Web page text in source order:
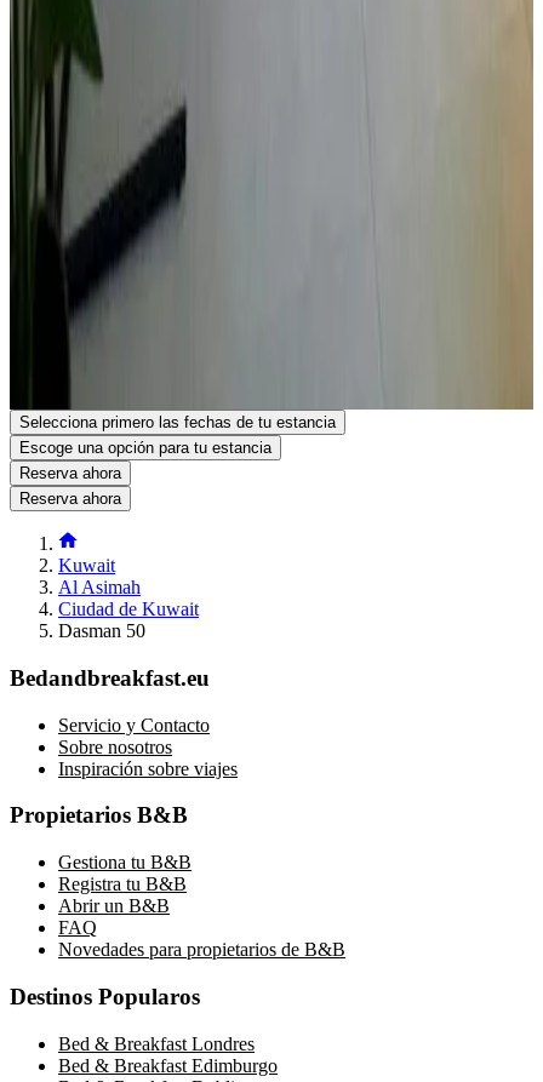
No se requiere fianza
Información importante
En este alojamiento no se pueden celebrar despedidas de soltero o
soltera ni fiestas similares. Gestionado por un particular
Ubicación
Ciudad de Kuwait
Selecciona primero las fechas de tu estancia
Escoge una opción para tu estancia
Reserva ahora
Reserva ahora
Kuwait
Al Asimah
Ciudad de Kuwait
Dasman 50
Bedandbreakfast.eu
Servicio y Contacto
Sobre nosotros
Inspiración sobre viajes
Propietarios B&B
Gestiona tu B&B
Registra tu B&B
Abrir un B&B
FAQ
Novedades para propietarios de B&B
Destinos Popularos
Bed & Breakfast Londres
Bed & Breakfast Edimburgo